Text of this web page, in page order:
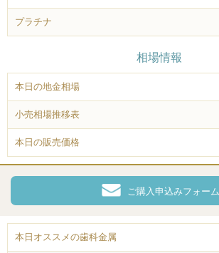
プラチナ
相場情報
本日の地金相場
小売相場推移表
本日の販売価格
ご購入申込みフォーム
本日オススメの歯科金属